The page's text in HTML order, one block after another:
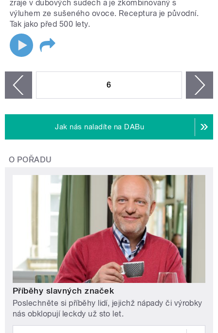
zraje v dubových sudech a je zkombinovaný s
výluhem ze sušeného ovoce. Receptura je původní.
Tak jako před 500 lety.
6
Jak nás naladíte na DABu
O POŘADU
Příběhy slavných značek
Poslechněte si příběhy lidí, jejichž nápady či výrobky
nás obklopují leckdy už sto let.